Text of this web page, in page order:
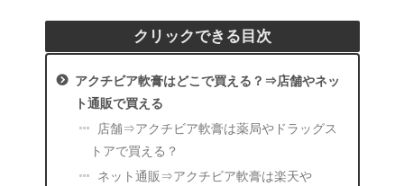
クリックできる目次
アクチビア軟膏はどこで買える？⇒店舗やネッ
ト通販で買える
店舗⇒アクチビア軟膏は薬局やドラッグス
トアで買える？
ネット通販⇒アクチビア軟膏は楽天や